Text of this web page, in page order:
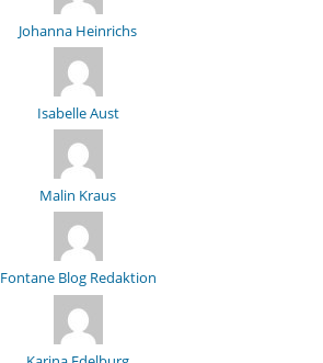
Johanna Heinrichs
Isabelle Aust
Malin Kraus
Fontane Blog Redaktion